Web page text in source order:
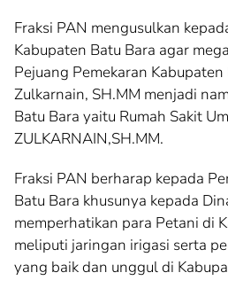
Fraksi PAN mengusulkan
Kabupaten Batu Bara agar
Pejuang Pemekaran
Zulkarnain, SH.MM menjadi
Batu Bara yaitu Rumah Sakit
ZULKARNAIN,SH.MM.
Fraksi PAN berharap kepada
Batu Bara khusunya kepada
memperhatikan para Petani di
meliputi jaringan irigasi serta
yang baik dan unggul di